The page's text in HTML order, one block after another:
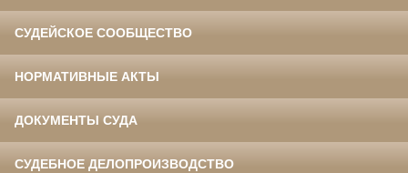
СУДЕЙСКОЕ СООБЩЕСТВО
НОРМАТИВНЫЕ АКТЫ
ДОКУМЕНТЫ СУДА
СУДЕБНОЕ ДЕЛОПРОИЗВОДСТВО